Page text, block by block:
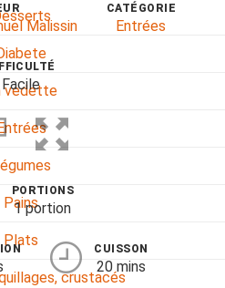
vedette
Pains
Plats
crustacés
Malissin
CATÉGORIE
Entrées
Facile
PORTIONS
1 portion
CUISSON
20 mins